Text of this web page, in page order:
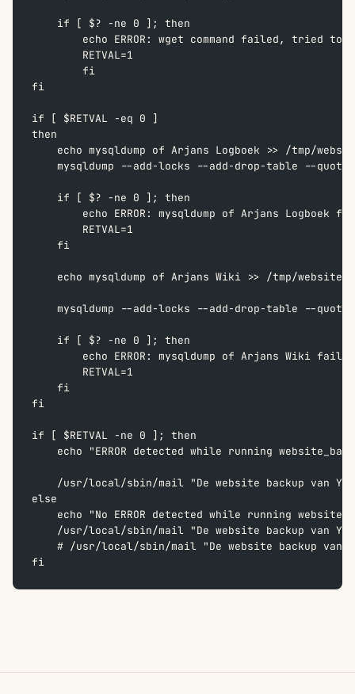
    if [ $? -ne 0 ]; then
echo ERROR: wget command failed, tried
        RETVAL=1
        fi
fi
if [ $RETVAL -eq 0 ]
then
echo mysqldump of Arjans Logboek >> /tmp/
mysqldump --add-locks --add-drop-table --
    if [ $? -ne 0 ]; then
echo ERROR: mysqldump of Arjans Logboek
        RETVAL=1
    fi
echo mysqldump of Arjans Wiki >> /tmp/
mysqldump --add-locks --add-drop-table --
    if [ $? -ne 0 ]; then
echo ERROR: mysqldump of Arjans Wiki
        RETVAL=1
    fi
fi
if [ $RETVAL -ne 0 ]; then
echo "ERROR detected while running
/usr/local/sbin/mail "De website backup van
else
echo "No ERROR detected while running
/usr/local/sbin/mail "De website backup van
# /usr/local/sbin/mail "De website backup
fi